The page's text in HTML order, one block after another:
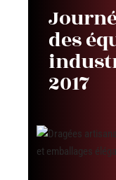
des
2017